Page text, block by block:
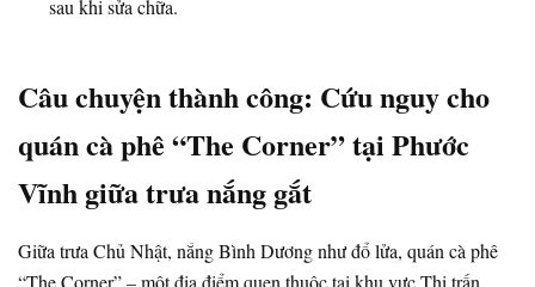
sau khi sửa chữa.
Câu chuyện thành công: Cứu nguy cho
quán cà phê “The Corner” tại Phước
Vĩnh giữa trưa nắng gắt
Giữa trưa Chủ Nhật, nắng Bình Dương như đổ lửa, quán cà phê
“The Corner” – một địa điểm quen thuộc tại khu vực Thị trấn